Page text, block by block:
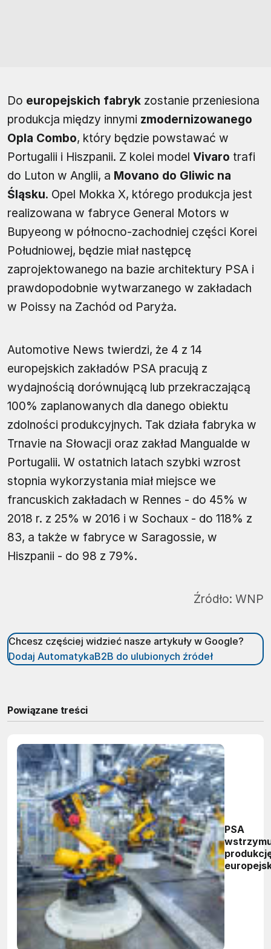
Do europejskich fabryk zostanie przeniesiona
produkcja między innymi zmodernizowanego
Opla Combo, który będzie powstawać w
Portugalii i Hiszpanii. Z kolei model Vivaro trafi
do Luton w Anglii, a Movano do Gliwic na
Śląsku. Opel Mokka X, którego produkcja jest
realizowana w fabryce General Motors w
Bupyeong w północno-zachodniej części Korei
Południowej, będzie miał następcę
zaprojektowanego na bazie architektury PSA i
prawdopodobnie wytwarzanego w zakładach
w Poissy na Zachód od Paryża.
Automotive News twierdzi, że 4 z 14
europejskich zakładów PSA pracują z
wydajnością dorównującą lub przekraczającą
100% zaplanowanych dla danego obiektu
zdolności produkcyjnych. Tak działa fabryka w
Trnavie na Słowacji oraz zakład Mangualde w
Portugalii. W ostatnich latach szybki wzrost
stopnia wykorzystania miał miejsce we
francuskich zakładach w Rennes - do 45% w
2018 r. z 25% w 2016 i w Sochaux - do 118% z
83, a także w fabryce w Saragossie, w
Hiszpanii - do 98 z 79%.
Źródło: WNP
Chcesz częściej widzieć nasze artykuły w Google?
Dodaj AutomatykaB2B do ulubionych źródeł
Powiązane treści
PSA